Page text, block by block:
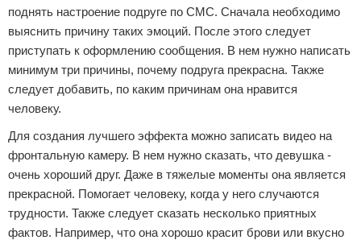
поднять настроение подруге по СМС. Сначала необходимо
выяснить причину таких эмоций. После этого следует
приступать к оформлению сообщения. В нем нужно написать
минимум три причины, почему подруга прекрасна. Также
следует добавить, по каким причинам она нравится
человеку.
Для создания лучшего эффекта можно записать видео на
фронтальную камеру. В нем нужно сказать, что девушка -
очень хороший друг. Даже в тяжелые моменты она является
прекрасной. Помогает человеку, когда у него случаются
трудности. Также следует сказать несколько приятных
фактов. Например, что она хорошо красит брови или вкусно